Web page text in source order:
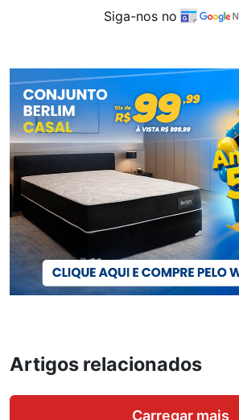
Siga-nos no
Artigos relacionados
Carregar mais